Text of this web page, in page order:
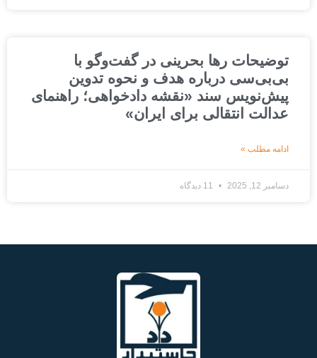
توضیحات رها بحرینی در گفت‌وگو با
بی‌بی‌سی درباره هدف و نحوه تدوین
پیش‌نویس سند «نقشه دادخواهی؛ راهنمای
عدالت انتقالی برای ایران»
ادامه مطلب »
دسامبر 12, 2025 11 دیدگاه